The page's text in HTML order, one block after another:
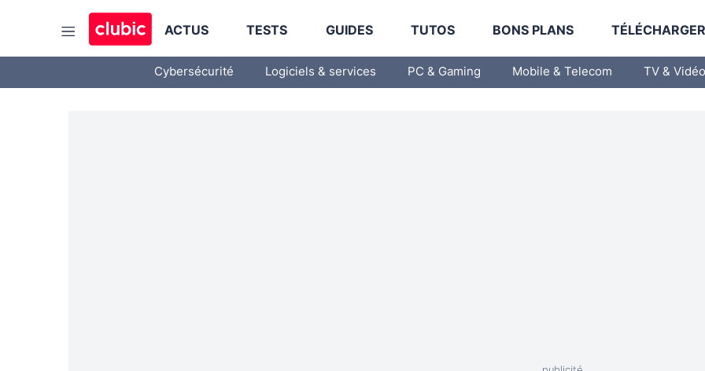
ACTUS TESTS GUIDES TUTOS BONS PLANS
Cybersécurité Logiciels & services PC & Gaming Mobile & Telecom TV & Vidéo